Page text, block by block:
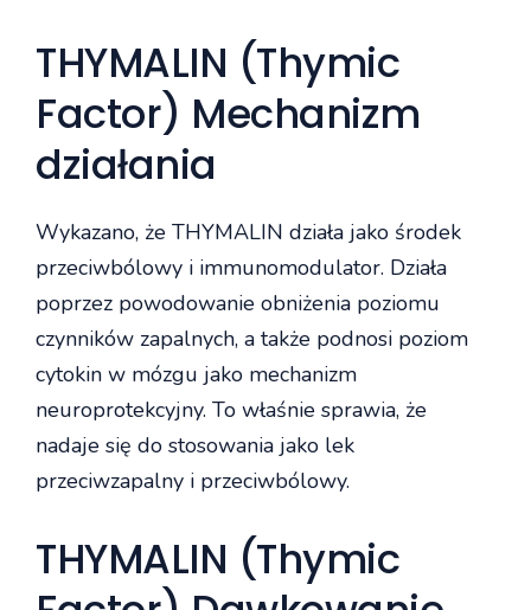
THYMALIN (Thymic
Factor) Mechanizm
działania
Wykazano, że THYMALIN działa jako środek
przeciwbólowy i immunomodulator. Działa
poprzez powodowanie obniżenia poziomu
czynników zapalnych, a także podnosi poziom
cytokin w mózgu jako mechanizm
neuroprotekcyjny. To właśnie sprawia, że
nadaje się do stosowania jako lek
przeciwzapalny i przeciwbólowy.
THYMALIN (Thymic